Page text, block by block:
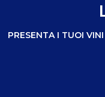
PRESENTA I TUOI